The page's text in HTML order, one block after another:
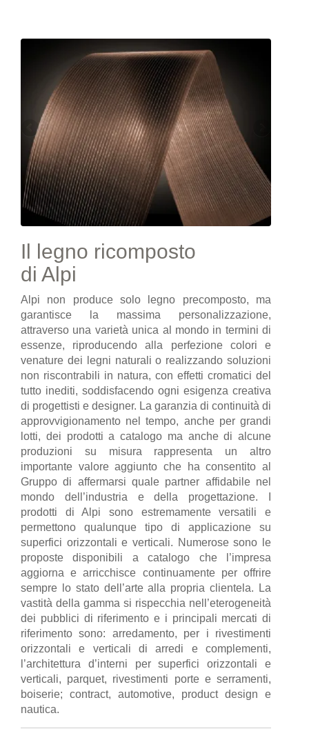
Il legno ricomposto
di Alpi
Alpi non produce solo legno precomposto, ma
garantisce la massima personalizzazione,
attraverso una varietà unica al mondo in termini di
essenze, riproducendo alla perfezione colori e
venature dei legni naturali o realizzando soluzioni
non riscontrabili in natura, con effetti cromatici del
tutto inediti, soddisfacendo ogni esigenza creativa
di progettisti e designer. La garanzia di continuità di
approvvigionamento nel tempo, anche per grandi
lotti, dei prodotti a catalogo ma anche di alcune
produzioni su misura rappresenta un altro
importante valore aggiunto che ha consentito al
Gruppo di affermarsi quale partner affidabile nel
mondo dell’industria e della progettazione. I
prodotti di Alpi sono estremamente versatili e
permettono qualunque tipo di applicazione su
superfici orizzontali e verticali. Numerose sono le
proposte disponibili a catalogo che l’impresa
aggiorna e arricchisce continuamente per offrire
sempre lo stato dell’arte alla propria clientela. La
vastità della gamma si rispecchia nell’eterogeneità
dei pubblici di riferimento e i principali mercati di
riferimento sono: arredamento, per i rivestimenti
orizzontali e verticali di arredi e complementi,
l’architettura d’interni per superfici orizzontali e
verticali, parquet, rivestimenti porte e serramenti,
boiserie; contract, automotive, product design e
nautica.